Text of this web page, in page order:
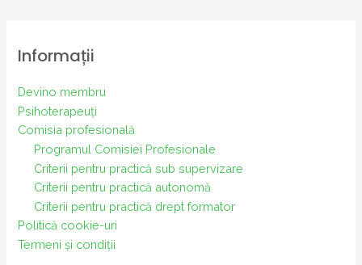
Informații
Devino membru
Psihoterapeuți
Comisia profesională
Programul Comisiei Profesionale
Criterii pentru practică sub supervizare
Criterii pentru practică autonomă
Criterii pentru practică drept formator
Politică cookie-uri
Termeni și condiții